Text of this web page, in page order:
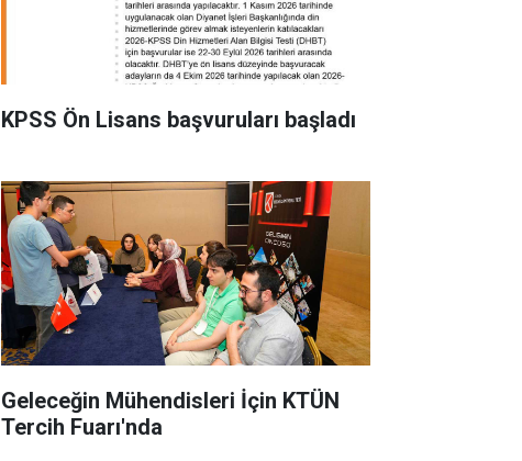
KPSS Ön Lisans başvuruları başladı
Geleceğin Mühendisleri İçin KTÜN
Tercih Fuarı'nda